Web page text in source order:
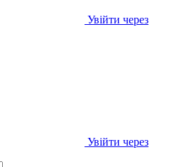
Увійти через
Увійти через